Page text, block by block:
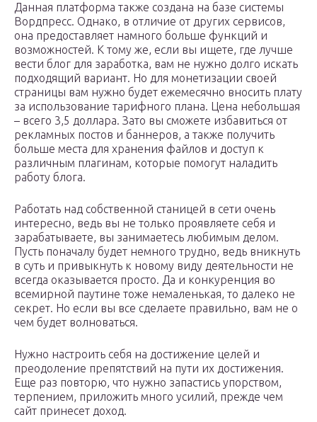
Данная платформа также создана на базе системы
Вордпресс. Однако, в отличие от других сервисов,
она предоставляет намного больше функций и
возможностей. К тому же, если вы ищете, где лучше
вести блог для заработка, вам не нужно долго искать
подходящий вариант. Но для монетизации своей
страницы вам нужно будет ежемесячно вносить плату
за использование тарифного плана. Цена небольшая
– всего 3,5 доллара. Зато вы сможете избавиться от
рекламных постов и баннеров, а также получить
больше места для хранения файлов и доступ к
различным плагинам, которые помогут наладить
работу блога.
Работать над собственной станицей в сети очень
интересно, ведь вы не только проявляете себя и
зарабатываете, вы занимаетесь любимым делом.
Пусть поначалу будет немного трудно, ведь вникнуть
в суть и привыкнуть к новому виду деятельности не
всегда оказывается просто. Да и конкуренция во
всемирной паутине тоже немаленькая, то далеко не
секрет. Но если вы все сделаете правильно, вам не о
чем будет волноваться.
Нужно настроить себя на достижение целей и
преодоление препятствий на пути их достижения.
Еще раз повторю, что нужно запастись упорством,
терпением, приложить много усилий, прежде чем
сайт принесет доход.